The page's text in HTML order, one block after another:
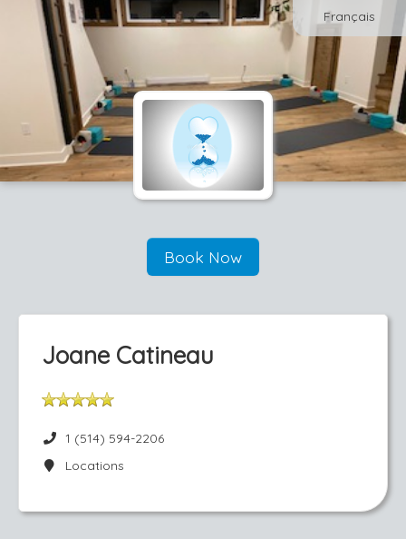
Français
Book Now
Joane Catineau
1 (514) 594-2206
Locations